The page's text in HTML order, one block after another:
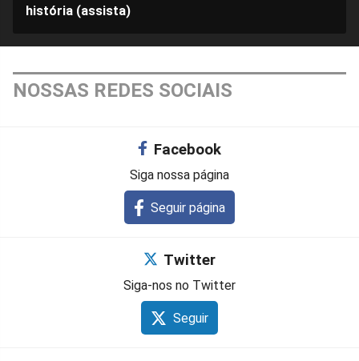
história (assista)
NOSSAS REDES SOCIAIS
Facebook
Siga nossa página
Seguir página
Twitter
Siga-nos no Twitter
Seguir